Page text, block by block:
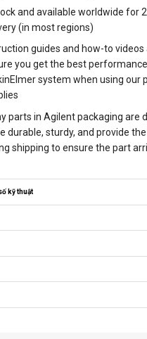
and available worldwide for
(in most regions)
guides and how-to videos
you get the best
system when using our
parts in Agilent packaging are
durable, sturdy, and provide
shipping to ensure the part
kỹ thuật